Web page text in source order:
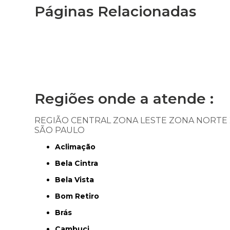
Páginas Relacionadas
Regiões onde a atende :
REGIÃO CENTRAL ZONA LESTE ZONA NORTE
SÃO PAULO
Aclimação
Bela Cintra
Bela Vista
Bom Retiro
Brás